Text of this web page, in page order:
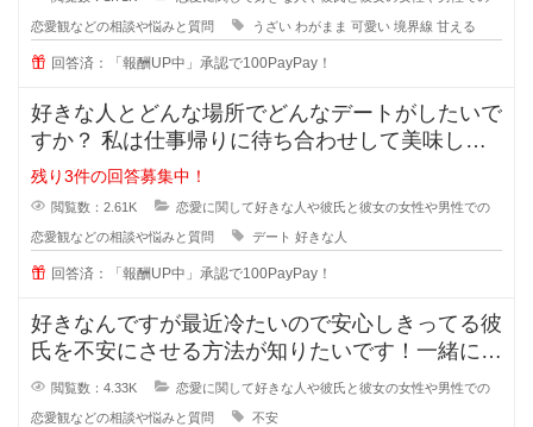
恋愛観などの相談や悩みと質問 うざい わがまま 可愛い 境界線 甘える
回答済：「報酬UP中」承認で100PayPay！
好きな人とどんな場所でどんなデートがしたいで
すか？ 私は仕事帰りに待ち合わせして美味しい
ものを一緒に食べながら時間を過ご
残り3件の回答募集中！
閲覧数：2.61K 恋愛に関して好きな人や彼氏と彼女の女性や男性での
恋愛観などの相談や悩みと質問 デート 好きな人
回答済：「報酬UP中」承認で100PayPay！
好きなんですが最近冷たいので安心しきってる彼
氏を不安にさせる方法が知りたいです！一緒にい
るのが当たり前になってしまってる
閲覧数：4.33K 恋愛に関して好きな人や彼氏と彼女の女性や男性での
恋愛観などの相談や悩みと質問 不安